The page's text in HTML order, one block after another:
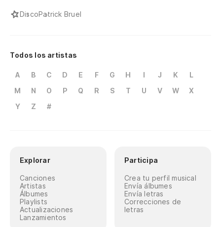
DiscoPatrick Bruel
Todos los artistas
A B C D E F G H I J K
L
M
N O P Q R S T U V W
X
Y
Z #
Explorar
Canciones
Artistas
Álbumes
Playlists
Actualizaciones
Lanzamientos
Participa
Crea tu perfil musical
Envía álbumes
Envía letras
Correcciones de
letras